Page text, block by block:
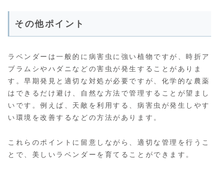
その他ポイント
ラベンダーは一般的に病害虫に強い植物ですが、時折ア
ブラムシやハダニなどの害虫が発生することがありま
す。早期発見と適切な対処が必要ですが、化学的な農薬
はできるだけ避け、自然な方法で管理することが望まし
いです。例えば、天敵を利用する、病害虫が発生しやす
い環境を改善するなどの方法があります。
これらのポイントに留意しながら、適切な管理を行うこ
とで、美しいラベンダーを育てることができます。